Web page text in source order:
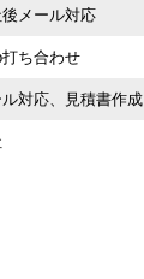
後メール対応
ち合わせ
ル対応、見積書作成